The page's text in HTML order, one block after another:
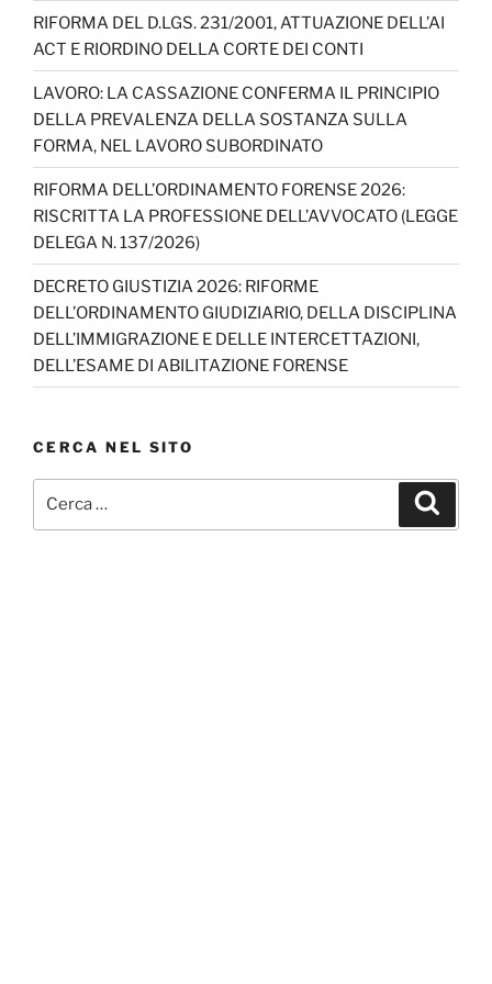
RIFORMA DEL D.LGS. 231/2001, ATTUAZIONE DELL’AI
ACT E RIORDINO DELLA CORTE DEI CONTI
LAVORO: LA CASSAZIONE CONFERMA IL PRINCIPIO
DELLA PREVALENZA DELLA SOSTANZA SULLA
FORMA, NEL LAVORO SUBORDINATO
RIFORMA DELL’ORDINAMENTO FORENSE 2026:
RISCRITTA LA PROFESSIONE DELL’AVVOCATO (LEGGE
DELEGA N. 137/2026)
DECRETO GIUSTIZIA 2026: RIFORME
DELL’ORDINAMENTO GIUDIZIARIO, DELLA DISCIPLINA
DELL’IMMIGRAZIONE E DELLE INTERCETTAZIONI,
DELL’ESAME DI ABILITAZIONE FORENSE
CERCA NEL SITO